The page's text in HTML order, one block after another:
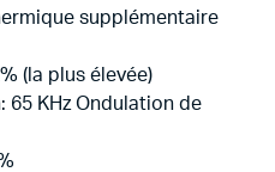
supplémentaire
(la plus élevée)
65 KHz Ondulation de